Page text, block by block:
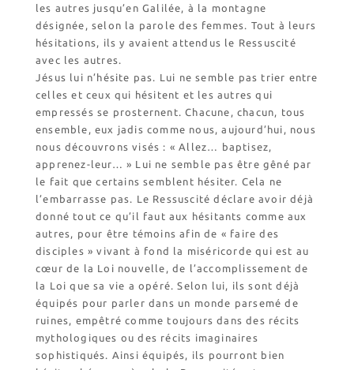
les autres jusqu’en Galilée, à la montagne
désignée, selon la parole des femmes. Tout à leurs
hésitations, ils y avaient attendus le Ressuscité
avec les autres.
Jésus lui n’hésite pas. Lui ne semble pas trier entre
celles et ceux qui hésitent et les autres qui
empressés se prosternent. Chacune, chacun, tous
ensemble, eux jadis comme nous, aujourd’hui, nous
nous découvrons visés : « Allez… baptisez,
apprenez-leur… » Lui ne semble pas être gêné par
le fait que certains semblent hésiter. Cela ne
l’embarrasse pas. Le Ressuscité déclare avoir déjà
donné tout ce qu’il faut aux hésitants comme aux
autres, pour être témoins afin de « faire des
disciples » vivant à fond la miséricorde qui est au
cœur de la Loi nouvelle, de l’accomplissement de
la Loi que sa vie a opéré. Selon lui, ils sont déjà
équipés pour parler dans un monde parsemé de
ruines, empêtré comme toujours dans des récits
mythologiques ou des récits imaginaires
sophistiqués. Ainsi équipés, ils pourront bien